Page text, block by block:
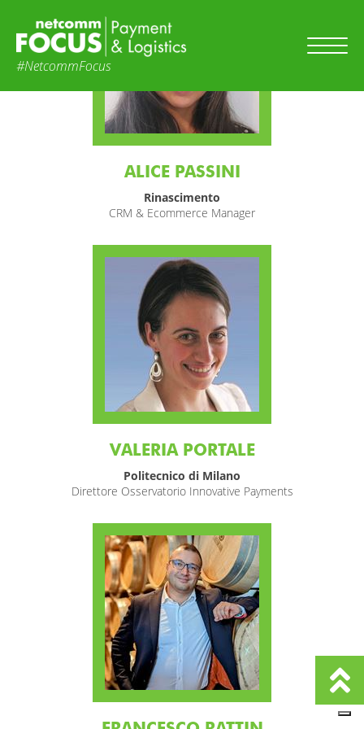
#NetcommFocus
ALICE PASSINI
Rinascimento
CRM & Ecommerce Manager
VALERIA PORTALE
Politecnico di Milano
Direttore Osservatorio Innovative Payments